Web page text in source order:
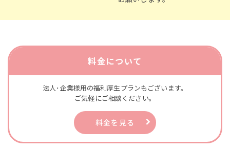
料金について
法人･企業様用の福利厚生プランもございます。
ご気軽にご相談ください。
料金を見る